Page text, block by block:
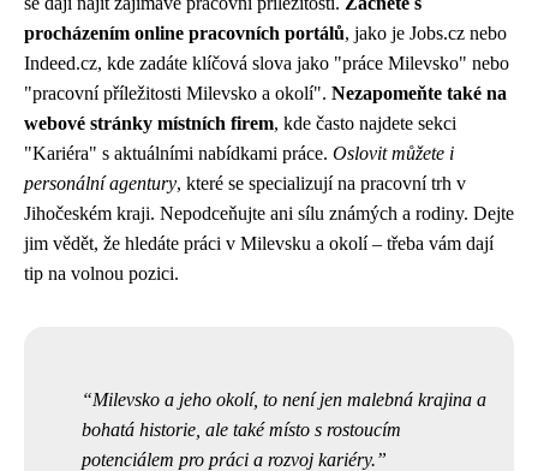
procházením online pracovních portálů, jako je Jobs.cz nebo
Indeed.cz, kde zadáte klíčová slova jako "práce Milevsko" nebo
"pracovní příležitosti Milevsko a okolí". Nezapomeňte také na
webové stránky místních firem, kde často najdete sekci
"Kariéra" s aktuálními nabídkami práce. Oslovit můžete i
personální agentury, které se specializují na pracovní trh v
Jihočeském kraji. Nepodceňujte ani sílu známých a rodiny. Dejte
jim vědět, že hledáte práci v Milevsku a okolí – třeba vám dají
tip na volnou pozici.
Milevsko a jeho okolí, to není jen malebná krajina a
bohatá historie, ale také místo s rostoucím
potenciálem pro práci a rozvoj kariéry.